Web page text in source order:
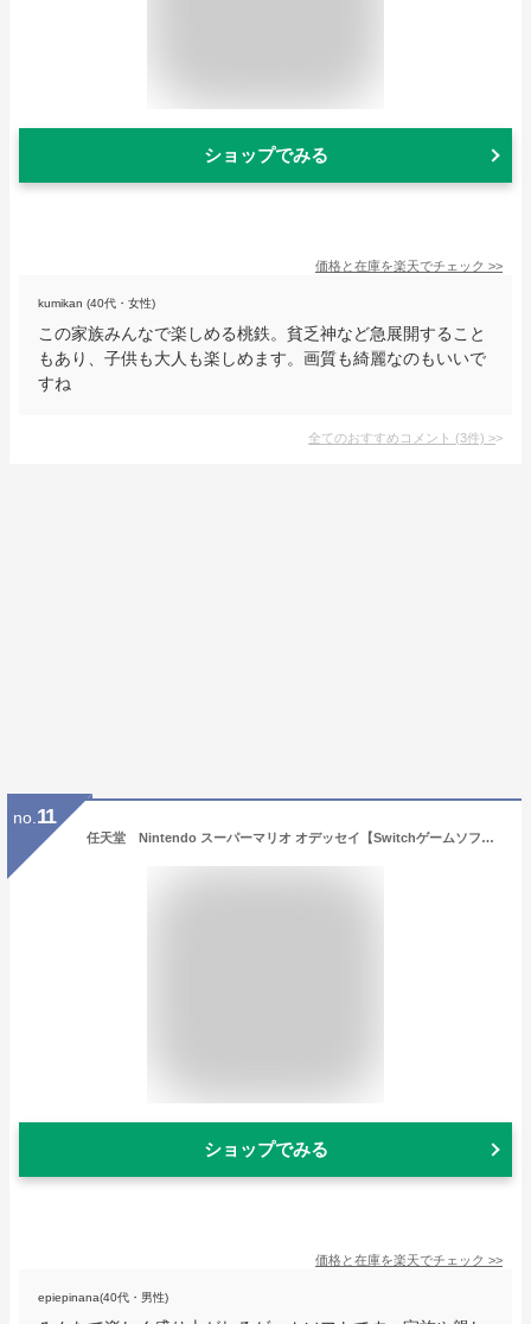
ショップでみる
価格と在庫を楽天でチェック >>
kumikan (40代・女性)
この家族みんなで楽しめる桃鉄。貧乏神など急展開すること
もあり、子供も大人も楽しめます。画質も綺麗なのもいいで
すね
全てのおすすめコメント (3件) >
no. 11
任天堂 Nintendo スーパーマリオ オデッセイ【Switchゲームソフト】[ニンテンドースイッチ ソフト] 【代金引換配送不可】
ショップでみる
価格と在庫を楽天でチェック >>
epiepinana(40代・男性)